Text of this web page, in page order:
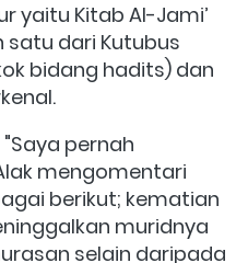
yaitu Kitab Al-Jami’
dari Kutubus
bidang hadits) dan
pernah
mengomentari
berikut; kematian
muridnya
selain daripada